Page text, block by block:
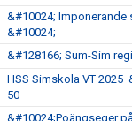
&#10024; Imponerande
&#10024;
&#128166; Sum-Sim
HSS Simskola VT 2025
50
&#10024;Poängseger